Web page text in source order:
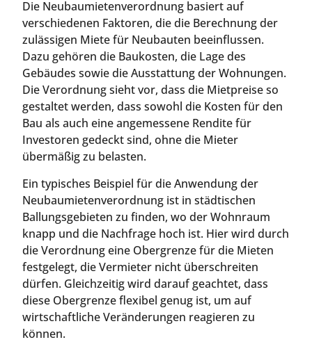
Die Neubaumietenverordnung basiert auf
verschiedenen Faktoren, die die Berechnung der
zulässigen Miete für Neubauten beeinflussen.
Dazu gehören die Baukosten, die Lage des
Gebäudes sowie die Ausstattung der Wohnungen.
Die Verordnung sieht vor, dass die Mietpreise so
gestaltet werden, dass sowohl die Kosten für den
Bau als auch eine angemessene Rendite für
Investoren gedeckt sind, ohne die Mieter
übermäßig zu belasten.
Ein typisches Beispiel für die Anwendung der
Neubaumietenverordnung ist in städtischen
Ballungsgebieten zu finden, wo der Wohnraum
knapp und die Nachfrage hoch ist. Hier wird durch
die Verordnung eine Obergrenze für die Mieten
festgelegt, die Vermieter nicht überschreiten
dürfen. Gleichzeitig wird darauf geachtet, dass
diese Obergrenze flexibel genug ist, um auf
wirtschaftliche Veränderungen reagieren zu
können.